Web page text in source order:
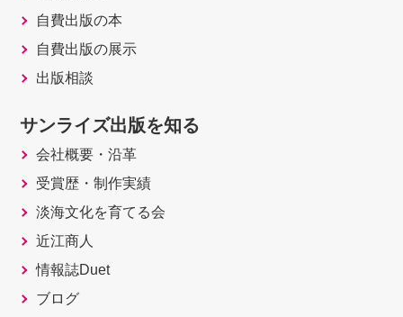
自費出版の本
自費出版の展示
出版相談
サンライズ出版を知る
会社概要・沿革
受賞歴・制作実績
淡海文化を育てる会
近江商人
情報誌Duet
ブログ